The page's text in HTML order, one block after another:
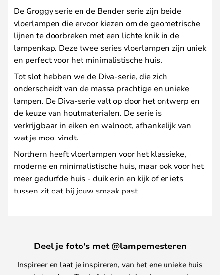
De Groggy serie en de Bender serie zijn beide
vloerlampen die ervoor kiezen om de geometrische
lijnen te doorbreken met een lichte knik in de
lampenkap. Deze twee series vloerlampen zijn uniek
en perfect voor het minimalistische huis.
Tot slot hebben we de Diva-serie, die zich
onderscheidt van de massa prachtige en unieke
lampen. De Diva-serie valt op door het ontwerp en
de keuze van houtmaterialen. De serie is
verkrijgbaar in eiken en walnoot, afhankelijk van
wat je mooi vindt.
Northern heeft vloerlampen voor het klassieke,
moderne en minimalistische huis, maar ook voor het
meer gedurfde huis - duik erin en kijk of er iets
tussen zit dat bij jouw smaak past.
Deel je foto's met @lampemesteren
Inspireer en laat je inspireren, van het ene unieke huis